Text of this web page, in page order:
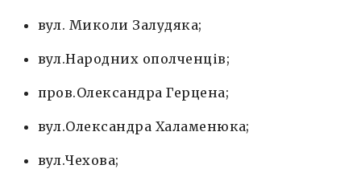
вул. Миколи Залудяка;
вул.Народних ополченців;
пров.Олександра Герцена;
вул.Олександра Халаменюка;
вул.Чехова;